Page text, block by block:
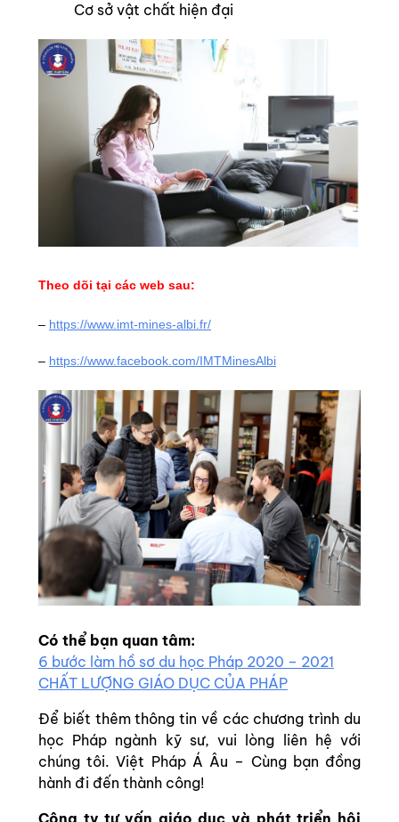
Cơ sở vật chất hiện đại
Theo dõi tại các web sau:
– https://www.imt-mines-albi.fr/
– https://www.facebook.com/IMTMinesAlbi
Có thể bạn quan tâm:
6 bước làm hồ sơ du học Pháp 2020 – 2021
CHẤT LƯỢNG GIÁO DỤC CỦA PHÁP
Để biết thêm thông tin về các chương trình du
học Pháp ngành kỹ sư, vui lòng liên hệ với
chúng tôi. Việt Pháp Á Âu – Cùng bạn đồng
hành đi đến thành công!
Công ty tư vấn giáo dục và phát triển hội